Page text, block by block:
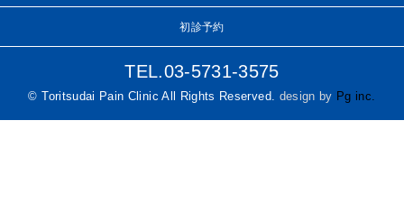
初診予約
TEL.03-5731-3575
© Toritsudai Pain Clinic All Rights Reserved. design by Pg inc.